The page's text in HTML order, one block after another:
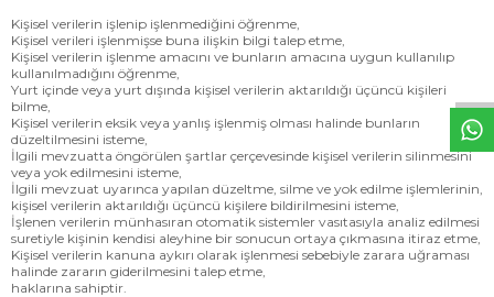
Kişisel verilerin işlenip işlenmediğini öğrenme,
Kişisel verileri işlenmişse buna ilişkin bilgi talep etme,
Kişisel verilerin işlenme amacını ve bunların amacına uygun kullanılıp
kullanılmadığını öğrenme,
Yurt içinde veya yurt dışında kişisel verilerin aktarıldığı üçüncü kişileri
bilme,
Kişisel verilerin eksik veya yanlış işlenmiş olması halinde bunların
düzeltilmesini isteme,
İlgili mevzuatta öngörülen şartlar çerçevesinde kişisel verilerin silinmesini
veya yok edilmesini isteme,
İlgili mevzuat uyarınca yapılan düzeltme, silme ve yok edilme işlemlerinin,
kişisel verilerin aktarıldığı üçüncü kişilere bildirilmesini isteme,
İşlenen verilerin münhasıran otomatik sistemler vasıtasıyla analiz edilmesi
suretiyle kişinin kendisi aleyhine bir sonucun ortaya çıkmasına itiraz etme,
Kişisel verilerin kanuna aykırı olarak işlenmesi sebebiyle zarara uğraması
halinde zararın giderilmesini talep etme,
haklarına sahiptir.